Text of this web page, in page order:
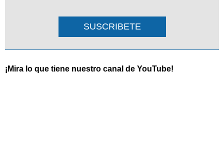
SUSCRIBETE
¡Mira lo que tiene nuestro canal de YouTube!